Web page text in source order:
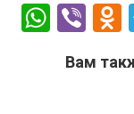
W
at
Vi
er
Вам